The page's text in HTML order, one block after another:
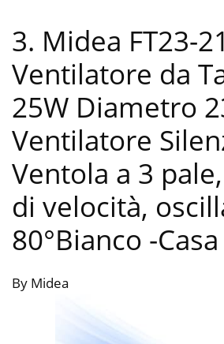
3. Midea FT23-
Ventilatore da
25W Diametro
Ventilatore
Ventola a 3
di velocità,
80°Bianco -
By Midea